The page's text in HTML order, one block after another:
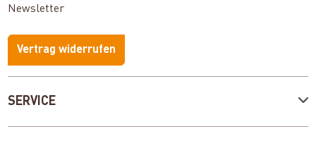
SERVICE
Newsletter
Vertrag widerrufen